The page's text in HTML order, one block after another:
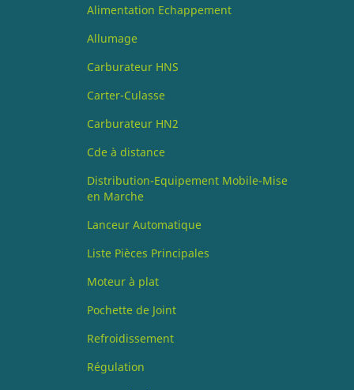
Alimentation Echappement
Allumage
Carburateur HNS
Carter-Culasse
Carburateur HN2
Cde à distance
Distribution-Equipement Mobile-Mise
en Marche
Lanceur Automatique
Liste Pièces Principales
Moteur à plat
Pochette de Joint
Refroidissement
Régulation